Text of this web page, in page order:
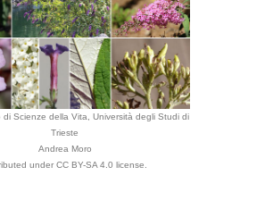
di Scienze della Vita, Università degli Studi di
Trieste
Andrea Moro
under CC BY-SA 4.0 license.